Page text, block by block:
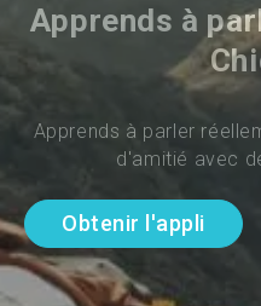
Apprends à
Apprends à parler
d'amitié avec
Obtenir l'appli